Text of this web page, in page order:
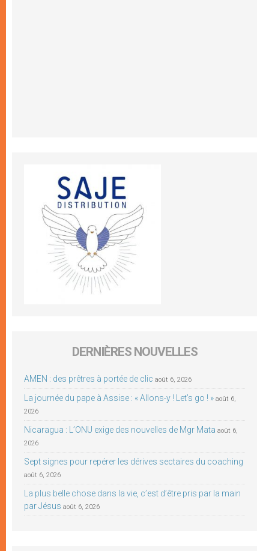
DERNIÈRES NOUVELLES
AMEN : des prêtres à portée de clic août 6, 2026
La journée du pape à Assise : « Allons-y ! Let’s go ! » août 6,
2026
Nicaragua : L’ONU exige des nouvelles de Mgr Mata août 6,
2026
Sept signes pour repérer les dérives sectaires du coaching
août 6, 2026
La plus belle chose dans la vie, c’est d’être pris par la main
par Jésus août 6, 2026